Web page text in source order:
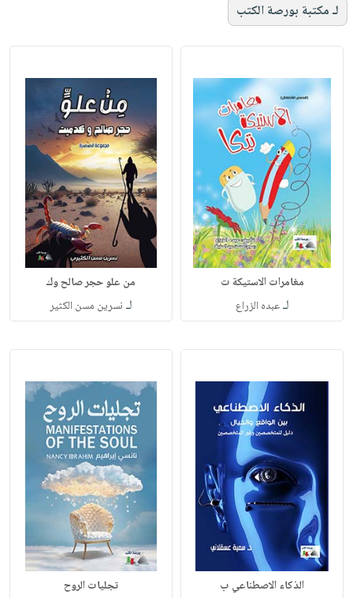
لـ مكتبة بورصة الكتب
مغامرات الاستيكة ت
لـعبده الزراع
من علو حجر صالح وك
لـ نسرين مسن الكثير
الذكاء الاصطناعي ب تجليات الروح